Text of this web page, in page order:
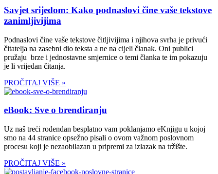
Savjet srijedom: Kako podnaslovi čine vaše tekstove
zanimljivijima
Podnaslovi čine vaše tekstove čitljivijima i njihova svrha je privući
čitatelja na zasebni dio teksta a ne na cijeli članak. Oni publici
pružaju brze i jednostavne smjernice o temi članka te im pokazuju
je li vrijedan čitanja.
PROČITAJ VIŠE »
eBook: Sve o brendiranju
Uz naš treći rođendan besplatno vam poklanjamo eKnjigu u kojoj
smo na 44 stranice opsežno pisali o ovom važnom poslovnom
procesu koji je nezaobilazan u pripremi za izlazak na tržište.
PROČITAJ VIŠE »